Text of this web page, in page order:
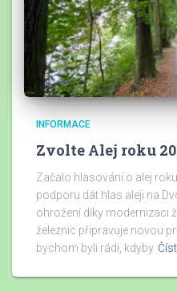
INFORMACE
Zvolte Alej roku
Začalo hlasování o alej
podporu dát hlas aleji na
ohrožení díky modernizaci
železnic připravuje novou
bychom byli rádi, kdyby